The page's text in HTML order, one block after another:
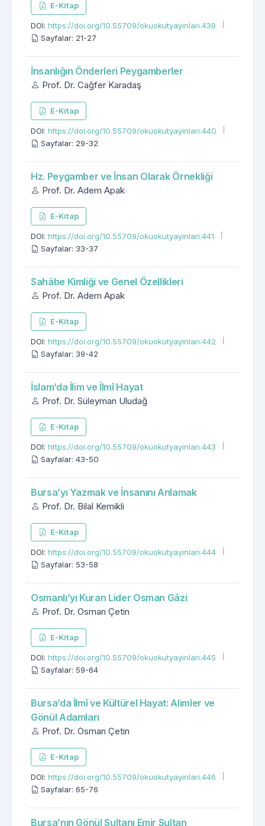
E-Kitap
DOI: https://doi.org/10.55709/okuokutyayinlari.439
Sayfalar: 21-27
İnsanlığın Önderleri Peygamberler
Prof. Dr. Cağfer Karadaş
E-Kitap
DOI: https://doi.org/10.55709/okuokutyayinlari.440
Sayfalar: 29-32
Hz. Peygamber ve İnsan Olarak Örnekliği
Prof. Dr. Adem Apak
E-Kitap
DOI: https://doi.org/10.55709/okuokutyayinlari.441
Sayfalar: 33-37
Sahâbe Kimliği ve Genel Özellikleri
Prof. Dr. Adem Apak
E-Kitap
DOI: https://doi.org/10.55709/okuokutyayinlari.442
Sayfalar: 39-42
İslam’da İlim ve İlmî Hayat
Prof. Dr. Süleyman Uludağ
E-Kitap
DOI: https://doi.org/10.55709/okuokutyayinlari.443
Sayfalar: 43-50
Bursa’yı Yazmak ve İnsanını Anlamak
Prof. Dr. Bilal Kemikli
E-Kitap
DOI: https://doi.org/10.55709/okuokutyayinlari.444
Sayfalar: 53-58
Osmanlı’yı Kuran Lider Osman Gâzi
Prof. Dr. Osman Çetin
E-Kitap
DOI: https://doi.org/10.55709/okuokutyayinlari.445
Sayfalar: 59-64
Bursa’da İlmî ve Kültürel Hayat: Alimler ve
Gönül Adamları
Prof. Dr. Osman Çetin
E-Kitap
DOI: https://doi.org/10.55709/okuokutyayinlari.446
Sayfalar: 65-76
Bursa’nın Gönül Sultanı Emir Sultan